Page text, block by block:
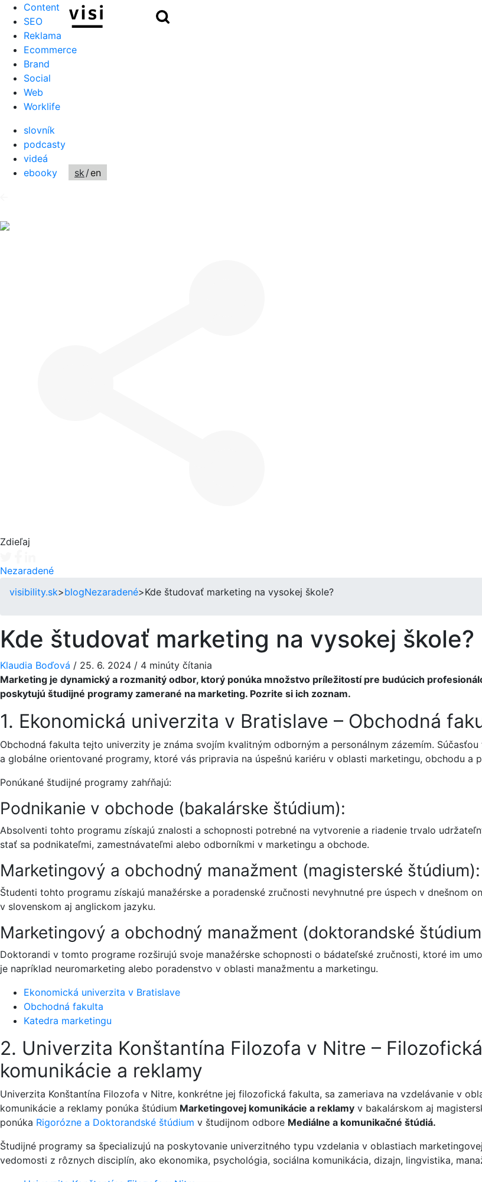
Content
SEO
Reklama
Ecommerce
Brand
Social
Web
Worklife
slovník
podcasty
videá
ebooky
sk/en
Zdieľaj
Nezaradené
visibility.sk>blogNezaradené>Kde študovať marketing na vysokej škole?
Kde študovať marketing na vysokej škole?
Klaudia Boďová / 25. 6. 2024 / 4 minúty čítania
Marketing je dynamický a rozmanitý odbor, ktorý ponúka množstvo príležitostí pre budúcich
poskytujú študijné programy zamerané na marketing. Pozrite si ich zoznam.
1. Ekonomická univerzita v Bratislave – Obchodná
Obchodná fakulta tejto univerzity je známa svojím kvalitným odborným a personálnym zázemím.
a globálne orientované programy, ktoré vás pripravia na úspešnú kariéru v oblasti marketingu, obchodu a
Ponúkané študijné programy zahŕňajú:
Podnikanie v obchode (bakalárske štúdium):
Absolventi tohto programu získajú znalosti a schopnosti potrebné na vytvorenie a riadenie trvalo
stať sa podnikateľmi, zamestnávateľmi alebo odborníkmi v marketingu a obchode.
Marketingový a obchodný manažment (magisterské štúdium):
Študenti tohto programu získajú manažérske a poradenské zručnosti nevyhnutné pre úspech v dnešnom
v slovenskom aj anglickom jazyku.
Marketingový a obchodný manažment (doktorandské
Doktorandi v tomto programe rozširujú svoje manažérske schopnosti o bádateľské zručnosti, ktoré im
je napríklad neuromarketing alebo poradenstvo v oblasti manažmentu a marketingu.
Ekonomická univerzita v Bratislave
Obchodná fakulta
Katedra marketingu
2. Univerzita Konštantína Filozofa v Nitre –
komunikácie a reklamy
Univerzita Konštantína Filozofa v Nitre, konkrétne jej filozofická fakulta, sa zameriava na vzdelávanie v
komunikácie a reklamy ponúka štúdium Marketingovej komunikácie a reklamy v bakalárskom aj
ponúka Rigorózne a Doktorandské štúdium v študijnom odbore Mediálne a komunikačné štúdiá.
Študijné programy sa špecializujú na poskytovanie univerzitného typu vzdelania v oblastiach
vedomosti z rôznych disciplín, ako ekonomika, psychológia, sociálna komunikácia, dizajn, lingvistika,